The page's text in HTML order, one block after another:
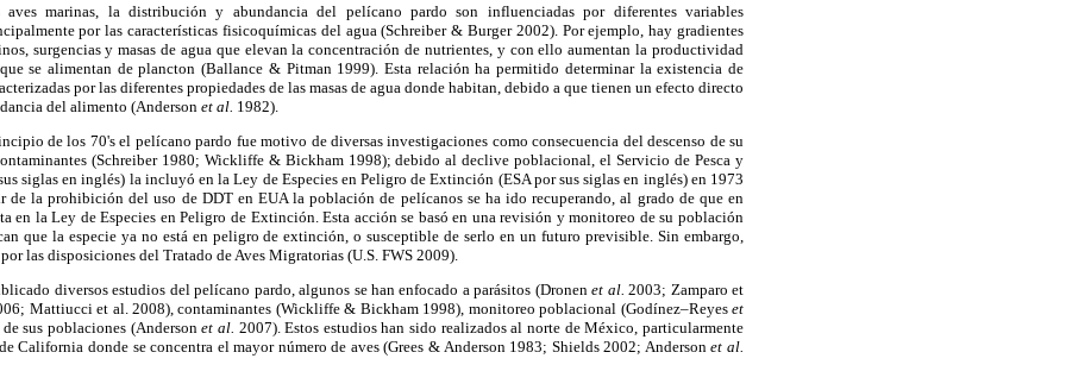
marinas, la distribución y abundancia del pelícano pardo son influenciadas por diferentes variables
por las características fisicoquímicas del agua (Schreiber & Burger 2002). Por ejemplo, hay gradientes
surgencias y masas de agua que elevan la concentración de nutrientes, y con ello aumentan la productividad
se alimentan de plancton (Ballance & Pitman 1999). Esta relación ha permitido determinar la existencia de
por las diferentes propiedades de las masas de agua donde habitan, debido a que tienen un efecto directo
del alimento (Anderson et al. 1982).
de los 70's el pelícano pardo fue motivo de diversas investigaciones como consecuencia del descenso de su
(Schreiber 1980; Wickliffe & Bickham 1998); debido al declive poblacional, el Servicio de Pesca y
siglas en inglés) la incluyó en la Ley de Especies en Peligro de Extinción (ESA por sus siglas en inglés) en 1973
de la prohibición del uso de DDT en EUA la población de pelícanos se ha ido recuperando, al grado de que en
en la Ley de Especies en Peligro de Extinción. Esta acción se basó en una revisión y monitoreo de su población
que la especie ya no está en peligro de extinción, o susceptible de serlo en un futuro previsible. Sin embargo,
las disposiciones del Tratado de Aves Migratorias (U.S. FWS 2009).
diversos estudios del pelícano pardo, algunos se han enfocado a parásitos (Dronenet al.2003; Zamparo et
Mattiucci et al. 2008), contaminantes (Wickliffe & Bickham 1998), monitoreo poblacional (Godínez–Reyes et
sus poblaciones (Andersonet al. 2007). Estos estudios han sido realizados al norte de México, particularmente
California donde se concentra el mayor número de aves (Grees & Anderson 1983; Shields 2002; Andersonet al.